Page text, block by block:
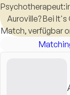
Auroville? Bei
Match, verfügbar
schon